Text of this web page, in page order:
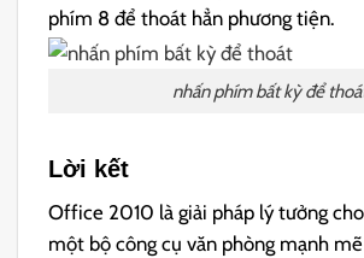
phím 8 để thoát hẳn phương tiện.
nhấn phím bất kỳ để
Lời kết
Office 2010 là giải pháp lý tưởng
một bộ công cụ văn phòng mạnh